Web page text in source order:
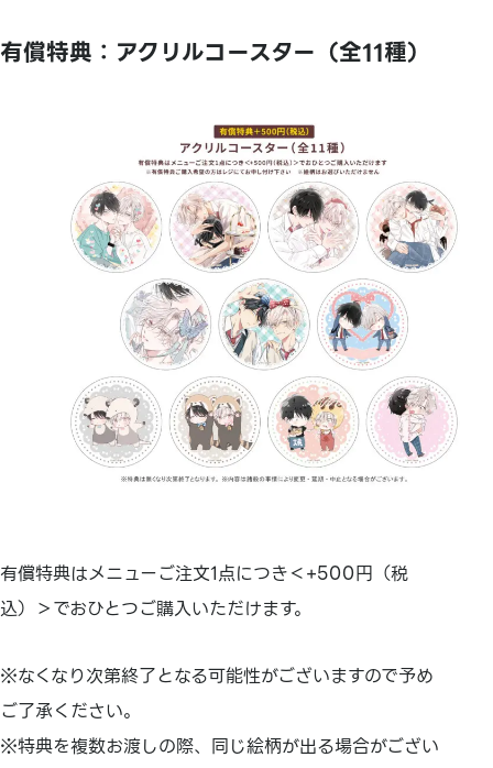
有償特典：アクリルコースター（全11種）
有償特典はメニューご注文1点につき＜+500円（税
込）＞でおひとつご購入いただけます。
※なくなり次第終了となる可能性がございますので予め
ご了承ください。
※特典を複数お渡しの際、同じ絵柄が出る場合がござい